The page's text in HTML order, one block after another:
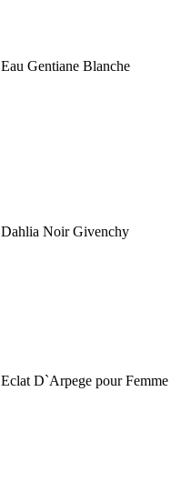
Eau Gentiane Blanche
Dahlia Noir Givenchy
Eclat D`Arpege pour Femme